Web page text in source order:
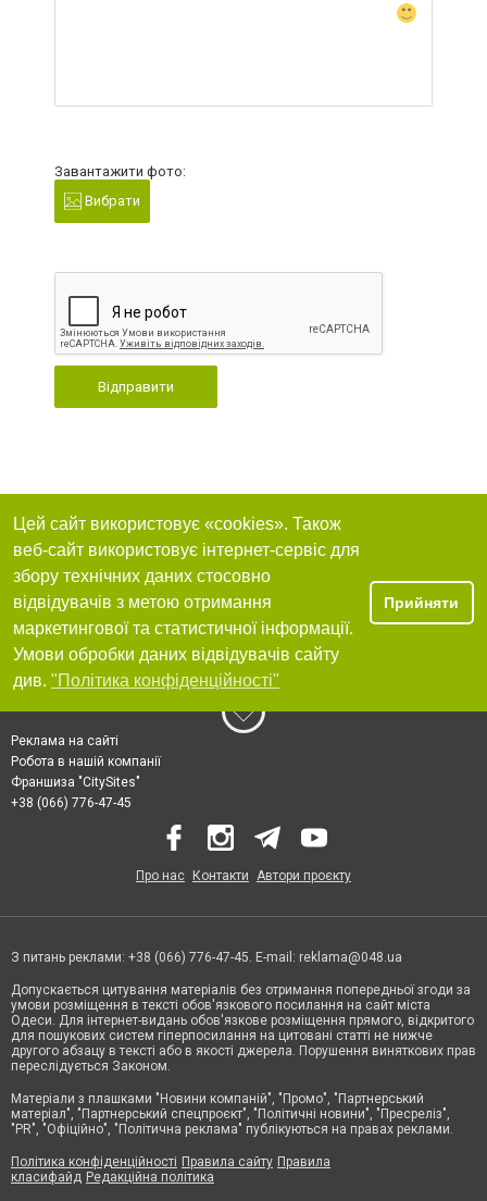
Завантажити фото:
Вибрати
Відправити
Цей сайт використовує «cookies». Також
веб-сайт використовує інтернет-сервіс для
збору технічних даних стосовно
відвідувачів з метою отримання
маркетингової та статистичної інформації.
Умови обробки даних відвідувачів сайту
див. "Політика конфіденційності"
Прийняти
Реклама на сайті
Робота в нашій компанії
Франшиза "CitySites"
+38 (066) 776-47-45
Про нас Контакти Автори проєкту
З питань реклами: +38 (066) 776-47-45. E-mail: reklama@048.ua
Допускається цитування матеріалів без отримання попередньої згоди за
умови розміщення в тексті обов'язкового посилання на сайт міста
Одеси. Для інтернет-видань обов'язкове розміщення прямого, відкритого
для пошукових систем гіперпосилання на цитовані статті не нижче
другого абзацу в тексті або в якості джерела. Порушення виняткових прав
переслідується Законом.
Матеріали з плашками "Новини компаній", "Промо", "Партнерський
матеріал", "Партнерський спецпроєкт", "Політичні новини", "Пресреліз",
"PR", "Офіційно", "Політична реклама" публікуються на правах реклами.
Політика конфіденційності Правила сайту Правила
класифайд Редакційна політика